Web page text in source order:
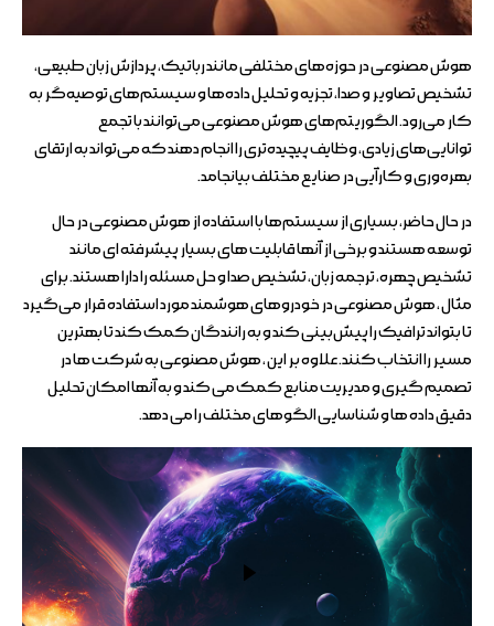
هوش مصنوعی در حوزه‌های مختلفی مانند رباتیک، پردازش زبان طبیعی،
تشخیص تصاویر و صدا، تجزیه و تحلیل داده‌ها و سیستم‌های توصیه‌گر به
کار می‌رود. الگوریتم‌های هوش مصنوعی می‌توانند با تجمع
توانایی‌های زیادی، وظایف پیچیده‌تری را انجام دهند که می‌تواند به ارتقای
بهره‌وری و کارآیی در صنایع مختلف بیانجامد.
در حال حاضر، بسیاری از سیستم‌ها با استفاده از هوش مصنوعی در حال
توسعه هستند و برخی از آنها قابلیت های بسیار پیشرفته ای مانند
تشخیص چهره، ترجمه زبان، تشخیص صدا و حل مسئله را دارا هستند. برای
مثال ، هوش مصنوعی در خودروهای هوشمند مورد استفاده قرار می‌گیرد
تا بتواند ترافیک را پیش‌بینی کند و به رانندگان کمک کند تا بهترین
مسیر را انتخاب کنند. علاوه بر این ، هوش مصنوعی به شرکت ها در
تصمیم گیری و مدیریت منابع کمک می کند و به آنها امکان تحلیل
دقیق داده ها و شناسایی الگوهای مختلف را می دهد.